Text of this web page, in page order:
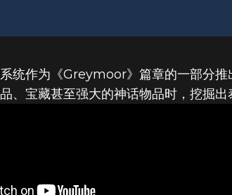
统作为《Greymoor》篇章的一部分
、宝藏甚至强大的神话物品时，挖掘出